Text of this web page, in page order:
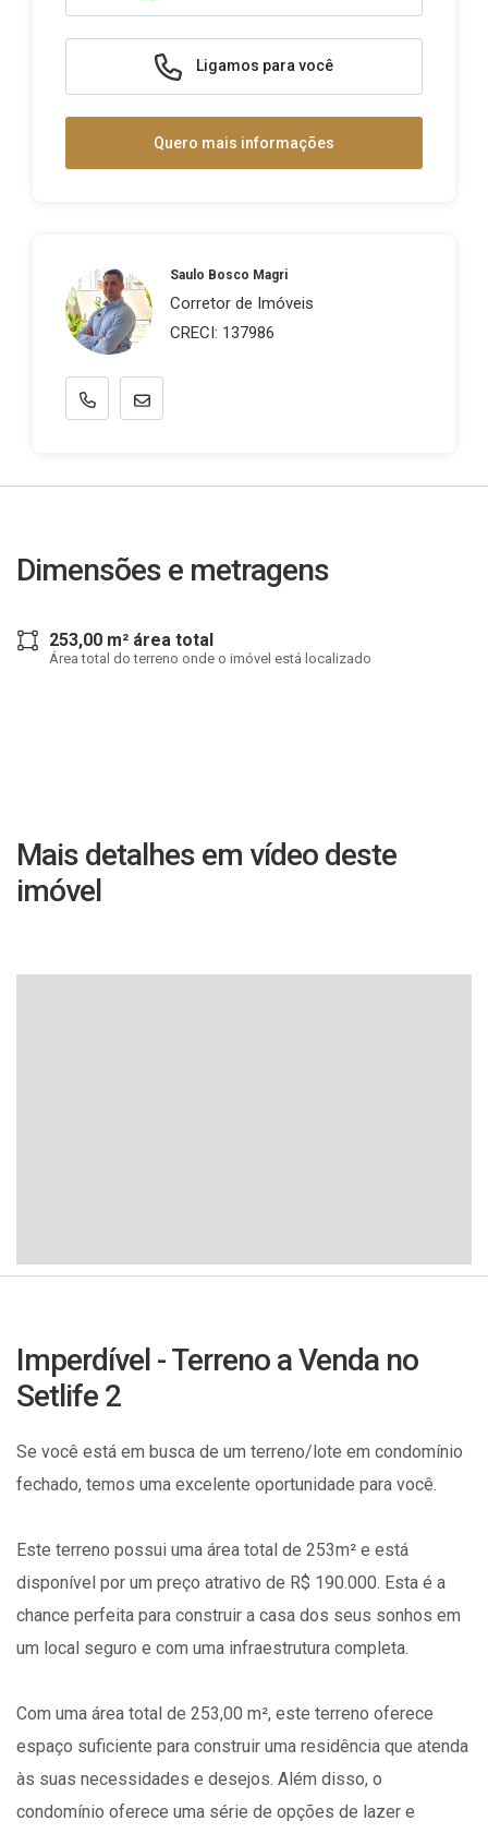
Ligamos para você
Quero mais informações
Saulo Bosco Magri
Corretor de Imóveis
CRECI: 137986
Dimensões e metragens
253,00 m² área total
Área total do terreno onde o imóvel está localizado
Mais detalhes em vídeo deste
imóvel
Imperdível - Terreno a Venda no
Setlife 2
Se você está em busca de um terreno/lote em condomínio
fechado, temos uma excelente oportunidade para você.
Este terreno possui uma área total de 253m² e está
disponível por um preço atrativo de R$ 190.000. Esta é a
chance perfeita para construir a casa dos seus sonhos em
um local seguro e com uma infraestrutura completa.
Com uma área total de 253,00 m², este terreno oferece
espaço suficiente para construir uma residência que atenda
às suas necessidades e desejos. Além disso, o
condomínio oferece uma série de opções de lazer e